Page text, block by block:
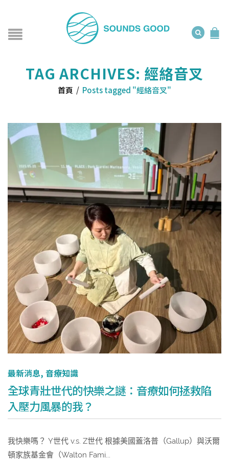
TAG ARCHIVES: 經絡音叉
首頁 / Posts tagged "經絡音叉"
最新消息, 音療知識
全球青壯世代的快樂之謎：音療如何拯救陷
入壓力風暴的我？
我快樂嗎？ Y世代 v.s. Z世代 根據美國蓋洛普（Gallup）與沃爾
頓家族基金會（Walton Fami...